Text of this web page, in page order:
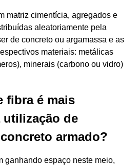
matriz cimentícia, agregados e
aleatoriamente pela
de concreto ou argamassa e as
materiais: metálicas
minerais (carbono ou vidro)
fibra é mais
de
armado?
ganhando espaço neste meio,